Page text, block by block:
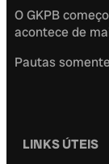
O GKPB
acontece de
Pautas
LINKS ÚTEIS